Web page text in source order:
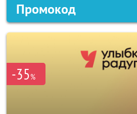
Промокод
-35%